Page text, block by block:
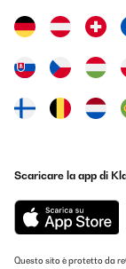
Scaricare la app di
Questo sito è protetto da